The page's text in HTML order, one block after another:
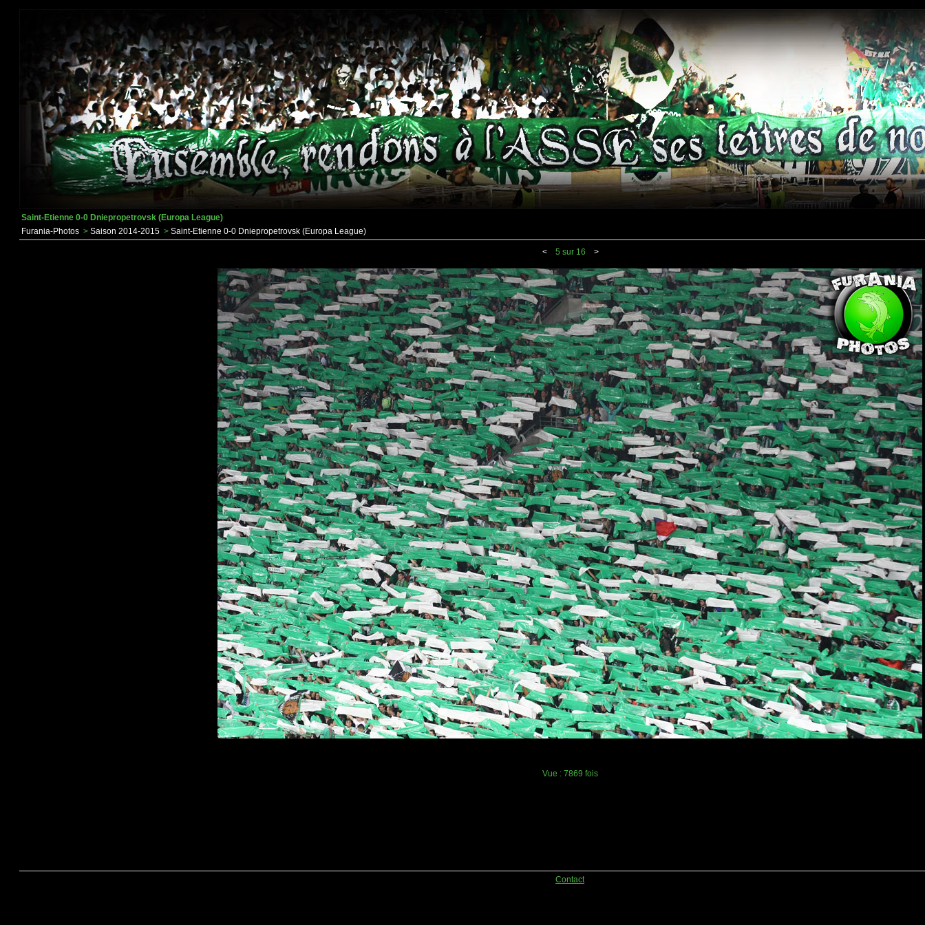
Saint-Etienne 0-0 Dniepropetrovsk (Europa League)
Furania-Photos > Saison 2014-2015 > Saint-Etienne 0-0 Dniepropetrovsk (Europa League)
<5 sur 16 >
Vue : 7869 fois
Contact